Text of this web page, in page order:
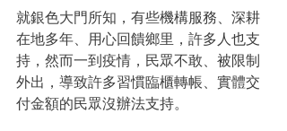
就銀色大門所知，有些機構服務、深耕
在地多年、用心回饋鄉里，許多人也支
持，然而一到疫情，民眾不敢、被限制
外出，導致許多習慣臨櫃轉帳、實體交
付金額的民眾沒辦法支持。